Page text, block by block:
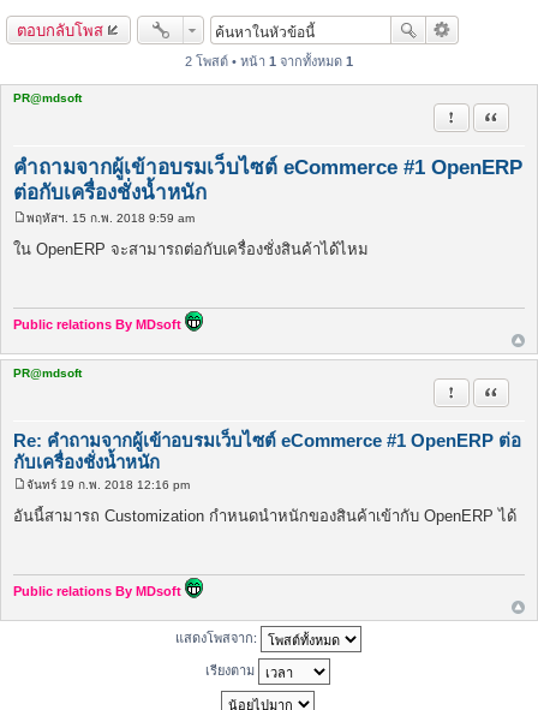
ตอบกลับโพส
2 โพสต์ • หน้า 1 จากทั้งหมด 1
PR@mdsoft
คำถามจากผู้เข้าอบรมเว็บไซต์ eCommerce #1 OpenERP
ต่อกับเครื่องชั่งน้ำหนัก
รายงานในข้
อ้างคำ
พ
ส
พฤหัสฯ. 15 ก.พ. 2018 9:59 am
ใน OpenERP จะสามารถต่อกับเครื่องชั่งสินค้าได้ไหม
Public relations By MDsoft
PR@mdsoft
Re: คำถามจากผู้เข้าอบรมเว็บไซต์ eCommerce #1 OpenERP ต่อ
กับเครื่องชั่งน้ำหนัก
รายงานในข้
อ้างคำ
พ
ส
จันทร์ 19 ก.พ. 2018 12:16 pm
อันนี้สามารถ Customization กำหนดนำหนักของสินค้าเข้ากับ OpenERP ได้
Public relations By MDsoft
แสดงโพสจาก:
เรียงตาม